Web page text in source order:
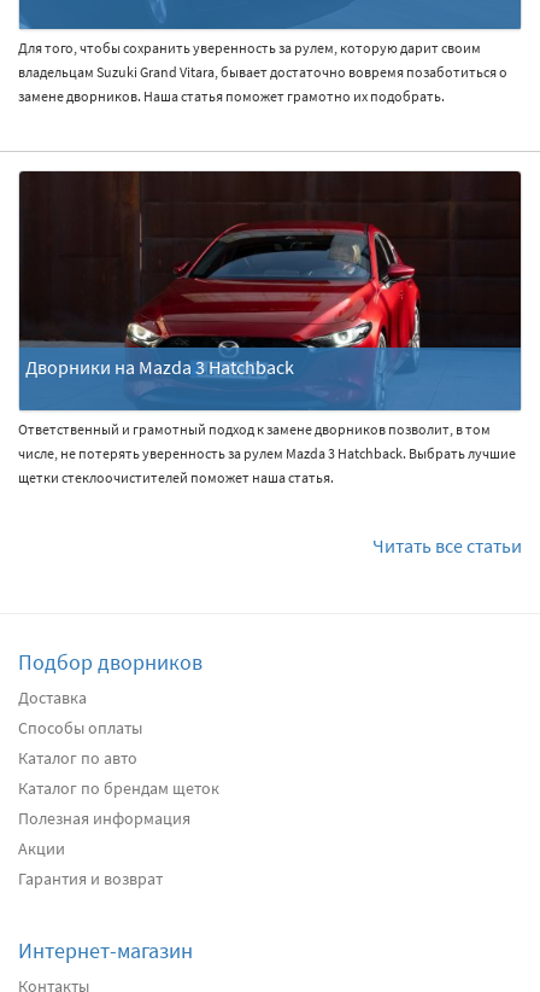
Для того, чтобы сохранить уверенность за рулем, которую дарит своим
владельцам Suzuki Grand Vitara, бывает достаточно вовремя позаботиться о
замене дворников. Наша статья поможет грамотно их подобрать.
Дворники на Mazda 3 Hatchback
Ответственный и грамотный подход к замене дворников позволит, в том
числе, не потерять уверенность за рулем Mazda 3 Hatchback. Выбрать лучшие
щетки стеклоочистителей поможет наша статья.
Читать все статьи
Подбор дворников
Доставка
Способы оплаты
Каталог по авто
Каталог по брендам щеток
Полезная информация
Акции
Гарантия и возврат
Интернет-магазин
Контакты